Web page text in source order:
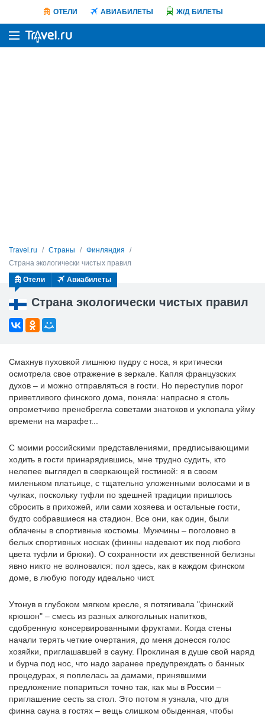
ОТЕЛИ АВИАБИЛЕТЫ Ж/Д БИЛЕТЫ
Travel.ru Страны
Финляндия
Страна экологически чистых правил
Страна экологически чистых правил
Отели Авиабилеты
Смахнув пуховкой лишнюю пудру с носа, я критически
осмотрела свое отражение в зеркале. Капля французских
духов – и можно отправляться в гости. Но переступив порог
приветливого финского дома, поняла: напрасно я столь
опрометчиво пренебрегла советами знатоков и ухлопала уйму
времени на марафет...
C моими российскими представлениями, предписывающими
ходить в гости принарядившись, мне трудно судить, кто
нелепее выглядел в сверкающей гостиной: я в своем
миленьком платьице, с тщательно уложенными волосами и в
чулках, поскольку туфли по здешней традиции пришлось
сбросить в прихожей, или сами хозяева и остальные гости,
будто собравшиеся на стадион. Все они, как один, были
облачены в спортивные костюмы. Мужчины – поголовно в
белых спортивных носках (финны надевают их под любого
цвета туфли и брюки). О сохранности их девственной белизны
явно никто не волновался: пол здесь, как в каждом финском
доме, в любую погоду идеально чист.
Утонув в глубоком мягком кресле, я потягивала "финский
крюшон" – смесь из разных алкогольных напитков,
сдобренную консервированными фруктами. Когда стены
начали терять четкие очертания, до меня донесся голос
хозяйки, приглашавшей в сауну. Проклиная в душе свой наряд
и бурча под нос, что надо заранее предупреждать о банных
процедурах, я поплелась за дамами, принявшими
предложение попариться точно так, как мы в России –
приглашение сесть за стол. Это потом я узнала, что для
финна сауна в гостях – вещь слишком обыденная, чтобы